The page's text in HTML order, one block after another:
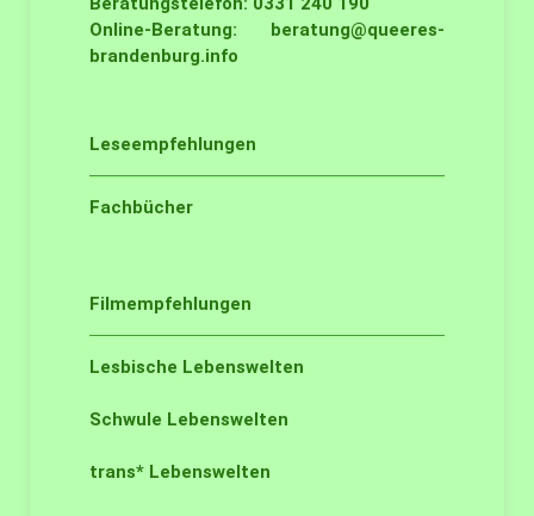
Online-Beratung: beratung@queeres-
brandenburg.info
Leseempfehlungen
Fachbücher
Filmempfehlungen
Lesbische Lebenswelten
Schwule Lebenswelten
trans* Lebenswelten